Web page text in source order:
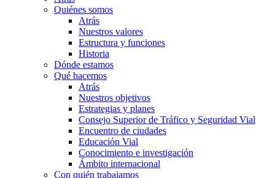
Quiénes somos
Atrás
Nuestros valores
Estructura y funciones
Historia
Dónde estamos
Qué hacemos
Atrás
Nuestros objetivos
Estrategias y planes
Consejo Superior de Tráfico y Seguridad Vial
Encuentro de ciudades
Educación Vial
Conocimiento e investigación
Ámbito internacional
Con quién trabajamos